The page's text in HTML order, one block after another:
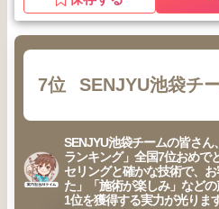
7位 SENJYU池袋チ
SENJYU池袋チームの皆さ
ランキング」全国7位おめで
セリングと確かな技術で、
た」「施術が楽しみ」など
1位を獲得する実力が光りま